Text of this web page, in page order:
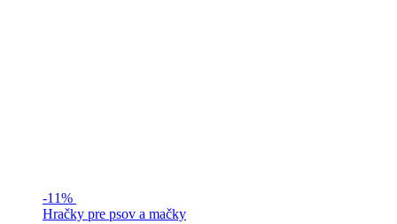
-11%
Hračky pre psov a mačky